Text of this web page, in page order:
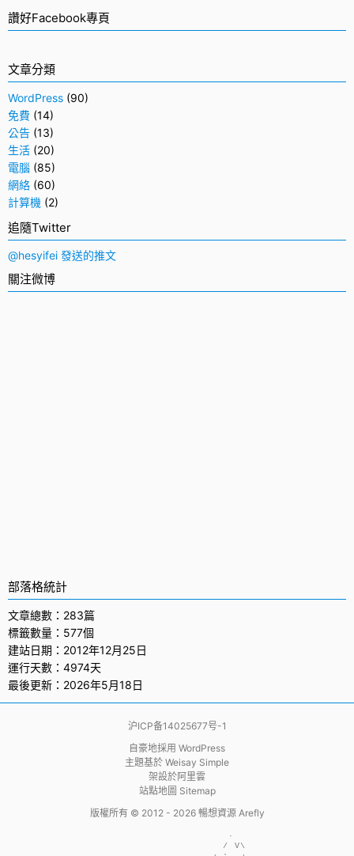
讚好Facebook專頁
文章分類
WordPress (90)
免費 (14)
公告 (13)
生活 (20)
電腦 (85)
網絡 (60)
計算機 (2)
追隨Twitter
@hesyifei 發送的推文
關注微博
部落格統計
文章總數：283篇
標籤數量：577個
建站日期：2012年12月25日
運行天數：4974天
最後更新：2026年5月18日
沪ICP备14025677号-1
自豪地採用 WordPress
主題基於 Weisay Simple
架設於阿里雲
站點地圖 Sitemap
版權所有 © 2012 - 2026 暢想資源 Arefly
                     .
                    / V\